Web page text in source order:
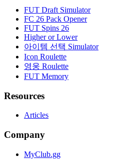
FUT Draft Simulator
FC 26 Pack Opener
FUT Spins 26
Higher or Lower
아이템 선택 Simulator
Icon Roulette
영웅 Roulette
FUT Memory
Resources
Articles
Company
MyClub.gg